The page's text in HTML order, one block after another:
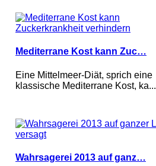
Mediterrane Kost kann Zuc…
Eine Mittelmeer-Diät, sprich eine
klassische Mediterrane Kost, ka...
Wahrsagerei 2013 auf ganz…